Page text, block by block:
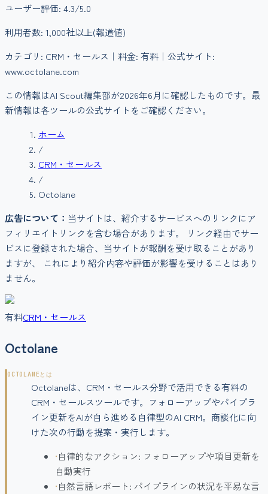
ユーザー評価: 4.3/5.0
利用者数: 1,000社以上(報道値)
カテゴリ: CRM・セールス ｜料金: 有料 ｜公式サイト:
www.octolane.com
この情報はAI Scout編集部が2026年6月 に確認したものです。最
新情報は各ツールの公式サイトをご確認ください。
ホーム
/
CRM・セールス
/
Octolane
広告について： 当サイトは、紹介するサービスへのリンクにア
フィリエイトリンクを含む場合があります。 リンク経由でサー
ビスに登録された場合、当サイトが報酬を受け取ることがあり
ますが、 これにより紹介内容や評価が影響を受けることはあり
ません。
有料CRM・セールス
Octolane
OCTOLANEとは
Octolaneは、CRM・セールス分野で活用できる有料の
CRM・セールスツールです。フォローアップやパイプラ
イン更新をAIが自ら進める自律型のAI CRM。商談化に向
けた次の行動を提案・実行します。
•自律的なアクション: フォローアップや項目更新を
自動実行
•自然言語レポート: パイプラインの状況を平易な言